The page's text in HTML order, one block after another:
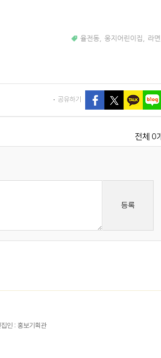
율전동 웅지어린이집 라면
공유하기
전체 0
등록
인 : 홍보기획관